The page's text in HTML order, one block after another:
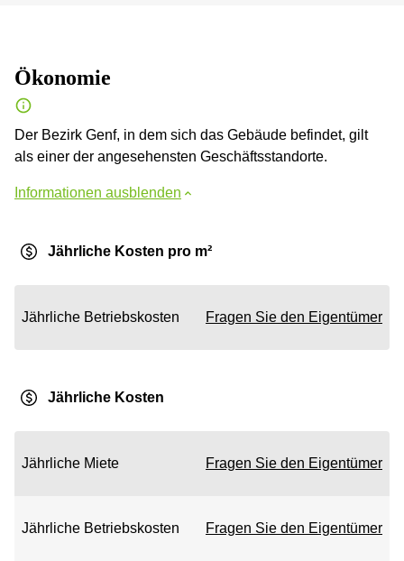
Ökonomie
Der Bezirk Genf, in dem sich das Gebäude befindet, gilt
als einer der angesehensten Geschäftsstandorte.
Informationen ausblenden
Jährliche Kosten pro m²
Jährliche Betriebskosten Fragen Sie den Eigentümer
Jährliche Kosten
Jährliche Miete Fragen Sie den Eigentümer
Jährliche Betriebskosten Fragen Sie den Eigentümer